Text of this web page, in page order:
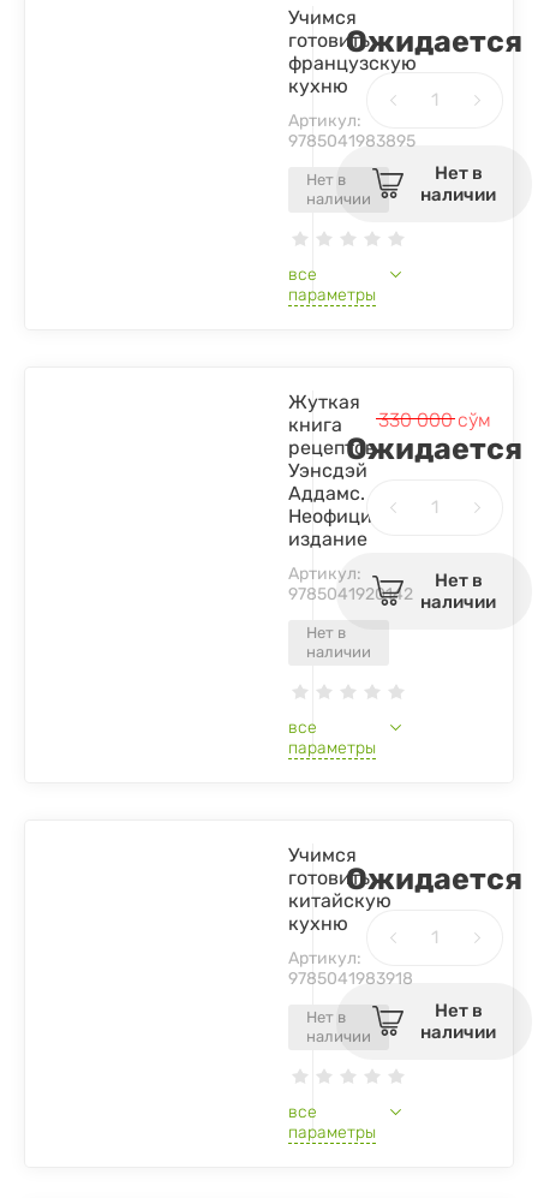
Нет в
наличии
Учимся
готовить
французскую
кухню
Артикул:
9785041983895
все
параметры
Ожидается
Нет в
наличии
Нет в
наличии
Жуткая
книга
рецептов
Уэнсдэй
Аддамс.
Неофициальное
издание
Артикул:
9785041920142
все
параметры
330 000сўм
Ожидается
Нет в
наличии
Нет в
наличии
Учимся
готовить
китайскую
кухню
Артикул:
9785041983918
все
параметры
Ожидается
Нет в
наличии